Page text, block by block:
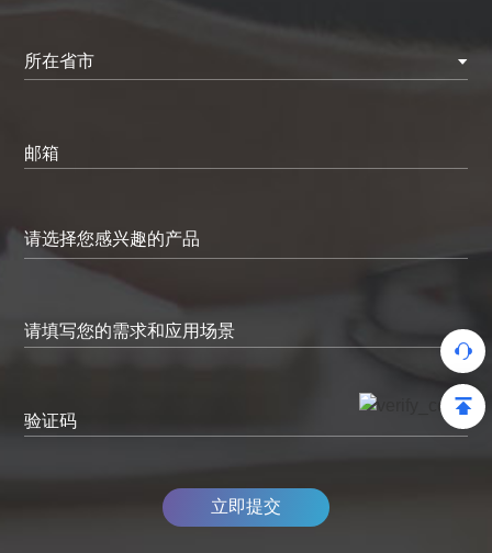
所在省市
邮箱
请填写您的需求和应用场景
验证码
立即提交